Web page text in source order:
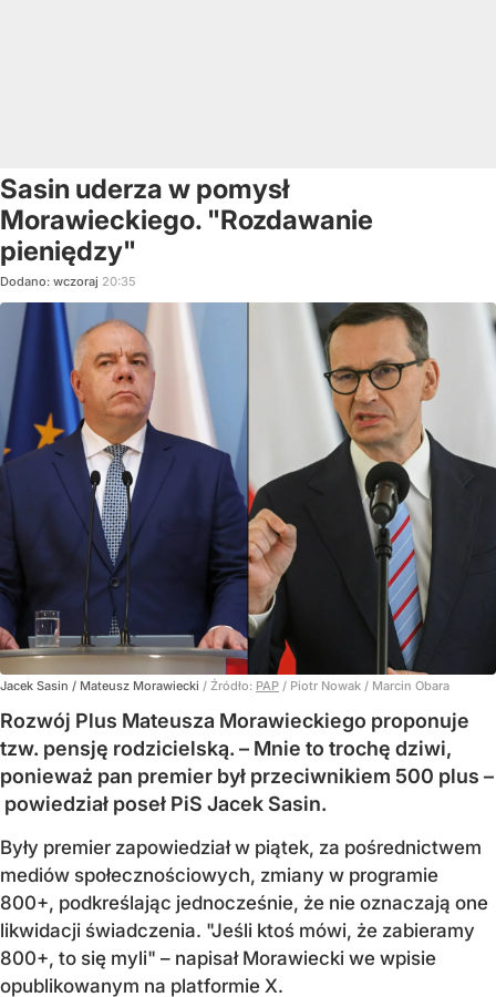
Sasin uderza w pomysł
Morawieckiego. "Rozdawanie
pieniędzy"
Dodano: wczoraj 20:35
Jacek Sasin / Mateusz Morawiecki / Źródło: PAP / Piotr Nowak / Marcin Obara
Rozwój Plus Mateusza Morawieckiego proponuje
tzw. pensję rodzicielską. – Mnie to trochę dziwi,
ponieważ pan premier był przeciwnikiem 500 plus –
powiedział poseł PiS Jacek Sasin.
Były premier zapowiedział w piątek, za pośrednictwem
mediów społecznościowych, zmiany w programie
800+, podkreślając jednocześnie, że nie oznaczają one
likwidacji świadczenia. "Jeśli ktoś mówi, że zabieramy
800+, to się myli" – napisał Morawiecki we wpisie
opublikowanym na platformie X.